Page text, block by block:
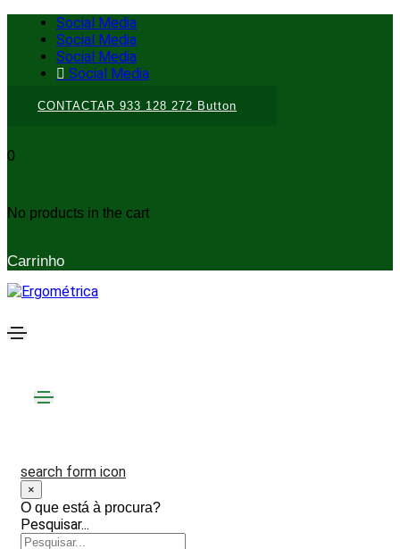
Social Media
Social Media
Social Media
Social Media
CONTACTAR 933 128 272 Button
0
No products in the cart
Carrinho
search form icon
×
O que está à procura?
Pesquisar...